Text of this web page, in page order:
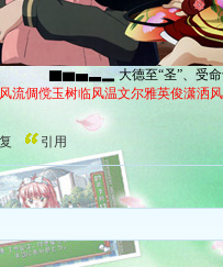
大德至“圣”、受命于“
流倜傥玉树临风温文尔雅英俊潇洒
引用